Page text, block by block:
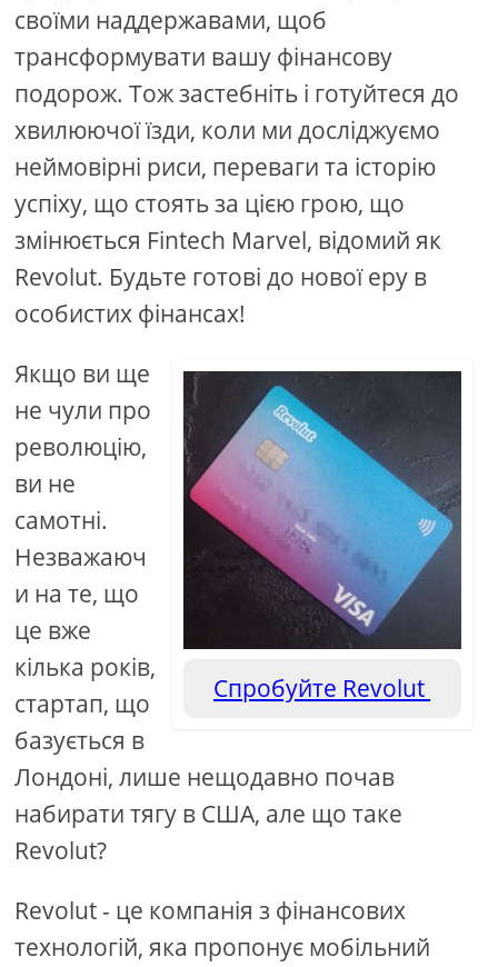
своїми наддержавами, щоб
трансформувати вашу фінансову
подорож. Тож застебніть і готуйтеся до
хвилюючої їзди, коли ми досліджуємо
неймовірні риси, переваги та історію
успіху, що стоять за цією грою, що
змінюється Fintech Marvel, відомий як
Revolut. Будьте готові до нової еру в
особистих фінансах!
Спробуйте Revolut
Якщо ви ще
не чули про
революцію,
ви не
самотні.
Незважаюч
и на те, що
це вже
кілька років,
стартап, що
базується в
Лондоні, лише нещодавно почав
набирати тягу в США, але що таке
Revolut?
Revolut - це компанія з фінансових
технологій, яка пропонує мобільний